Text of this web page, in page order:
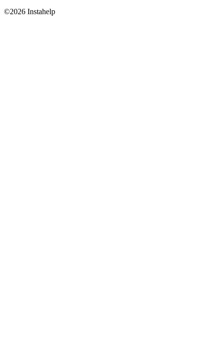
©2026 Instahelp